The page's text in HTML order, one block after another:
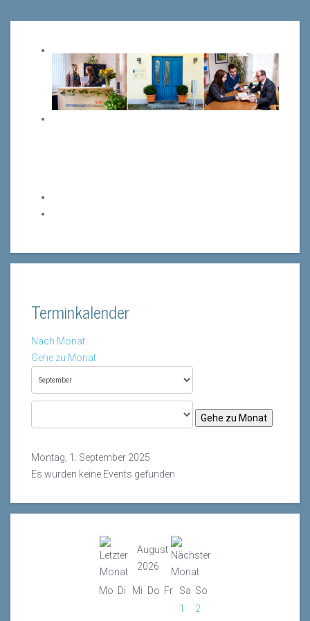
Terminkalender
Nach Monat
Gehe zu Monat
Gehe zu Monat
Montag, 1. September 2025
Es wurden keine Events gefunden
August
2026
Mo Di Mi Do Fr Sa So
1
2